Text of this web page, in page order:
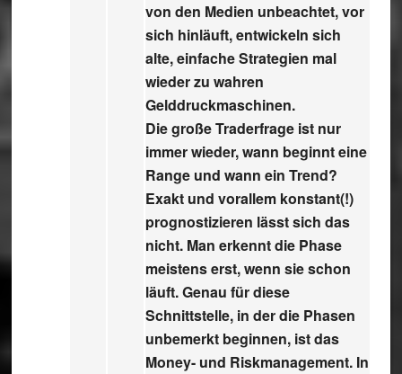
von den Medien unbeachtet, vor
sich hinläuft, entwickeln sich
alte, einfache Strategien mal
wieder zu wahren
Gelddruckmaschinen.
Die große Traderfrage ist nur
immer wieder, wann beginnt eine
Range und wann ein Trend?
Exakt und vorallem konstant(!)
prognostizieren lässt sich das
nicht. Man erkennt die Phase
meistens erst, wenn sie schon
läuft. Genau für diese
Schnittstelle, in der die Phasen
unbemerkt beginnen, ist das
Money- und Riskmanagement. In